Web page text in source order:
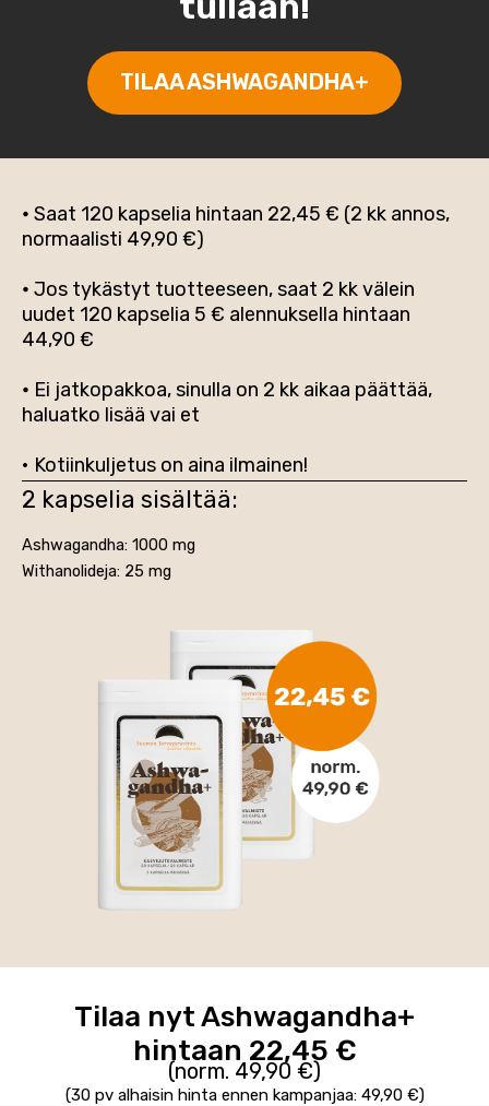
TILAA ASHWAGANDHA+
• Saat 120 kapselia hintaan 22,45 € (2 kk annos,
normaalisti 49,90 €)
• Jos tykästyt tuotteeseen, saat 2 kk välein
uudet 120 kapselia 5 € alennuksella hintaan
44,90 €
• Ei jatkopakkoa, sinulla on 2 kk aikaa päättää,
haluatko lisää vai et
• Kotiinkuljetus on aina ilmainen!
2 kapselia sisältää:
Ashwagandha: 1000 mg
Withanolideja: 25 mg
Tilaa nyt Ashwagandha+
hintaan 22,45 €
(norm. 49,90 €)
(30 pv alhaisin hinta ennen kampanjaa: 49,90 €)